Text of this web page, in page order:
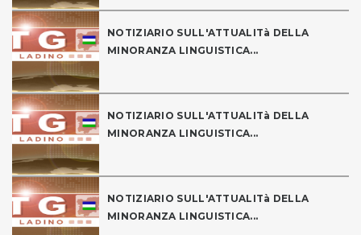
NOTIZIARIO SULL'ATTUALITà DELLA
MINORANZA LINGUISTICA...
NOTIZIARIO SULL'ATTUALITà DELLA
MINORANZA LINGUISTICA...
NOTIZIARIO SULL'ATTUALITà DELLA
MINORANZA LINGUISTICA...